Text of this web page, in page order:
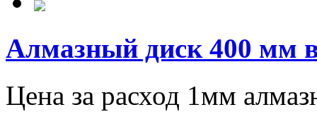
Алмазный диск 400 мм
Цена за расход 1мм